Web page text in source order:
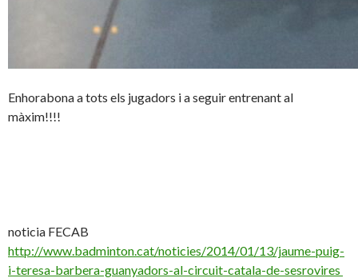
Enhorabona a tots els jugadors i a seguir entrenant al
màxim!!!!
noticia FECAB
http://www.badminton.cat/noticies/2014/01/13/jaume-puig-
i-teresa-barbera-guanyadors-al-circuit-catala-de-sesrovires